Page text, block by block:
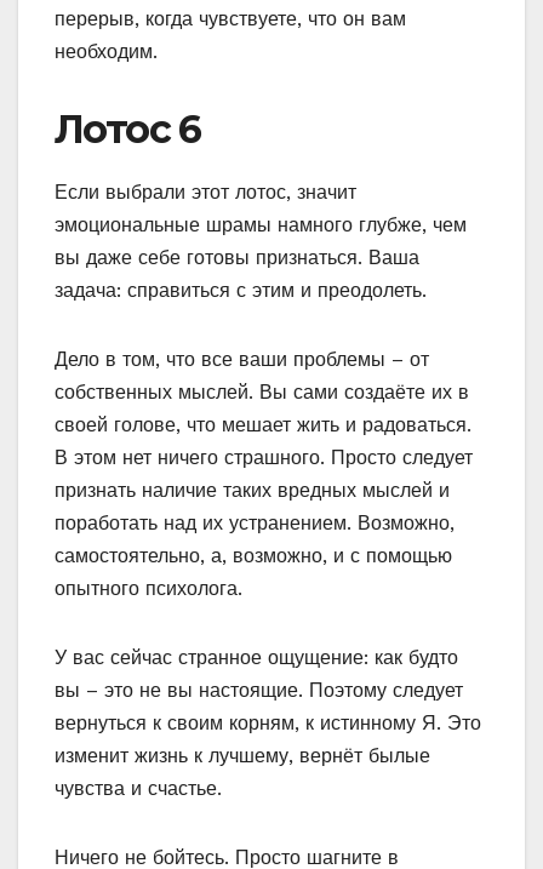
перерыв, когда чувствуете, что он вам
необходим.
Лотос 6
Если выбрали этот лотос, значит
эмоциональные шрамы намного глубже, чем
вы даже себе готовы признаться. Ваша
задача: справиться с этим и преодолеть.
Дело в том, что все ваши проблемы – от
собственных мыслей. Вы сами создаёте их в
своей голове, что мешает жить и радоваться.
В этом нет ничего страшного. Просто следует
признать наличие таких вредных мыслей и
поработать над их устранением. Возможно,
самостоятельно, а, возможно, и с помощью
опытного психолога.
У вас сейчас странное ощущение: как будто
вы – это не вы настоящие. Поэтому следует
вернуться к своим корням, к истинному Я. Это
изменит жизнь к лучшему, вернёт былые
чувства и счастье.
Ничего не бойтесь. Просто шагните в